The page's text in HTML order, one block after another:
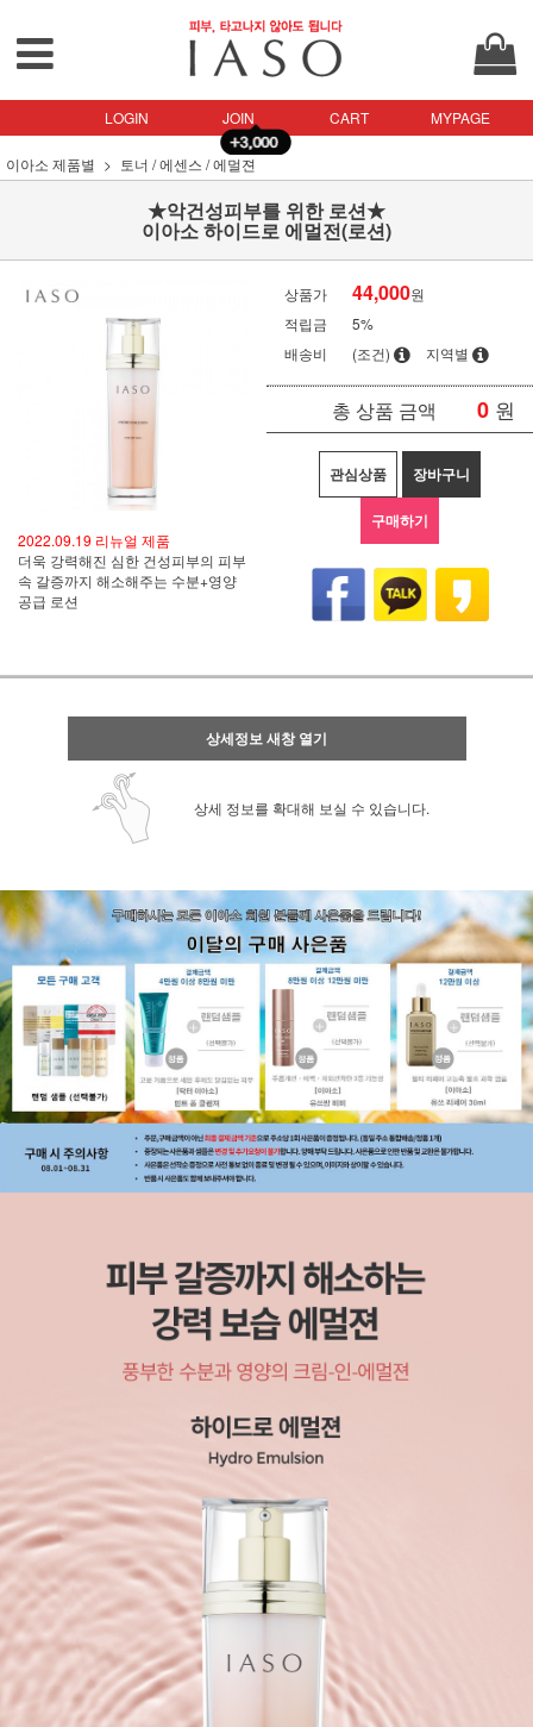
LOGIN JOIN CART MYPAGE
이아소 제품별 토너 / 에센스 / 에멀젼
★악건성피부를 위한 로션★
이아소 하이드로 에멀전(로션)
2022.09.19 리뉴얼 제품
더욱 강력해진 심한 건성피부의 피부
속 갈증까지 해소해주는 수분+영양
공급 로션
상품가 44,000원
적립금
5%
배송비
(조건) 지역별
총 상품 금액 0 원
관심상품 장바구니
구매하기
상세정보 새창 열기
상세 정보를 확대해 보실 수 있습니다.